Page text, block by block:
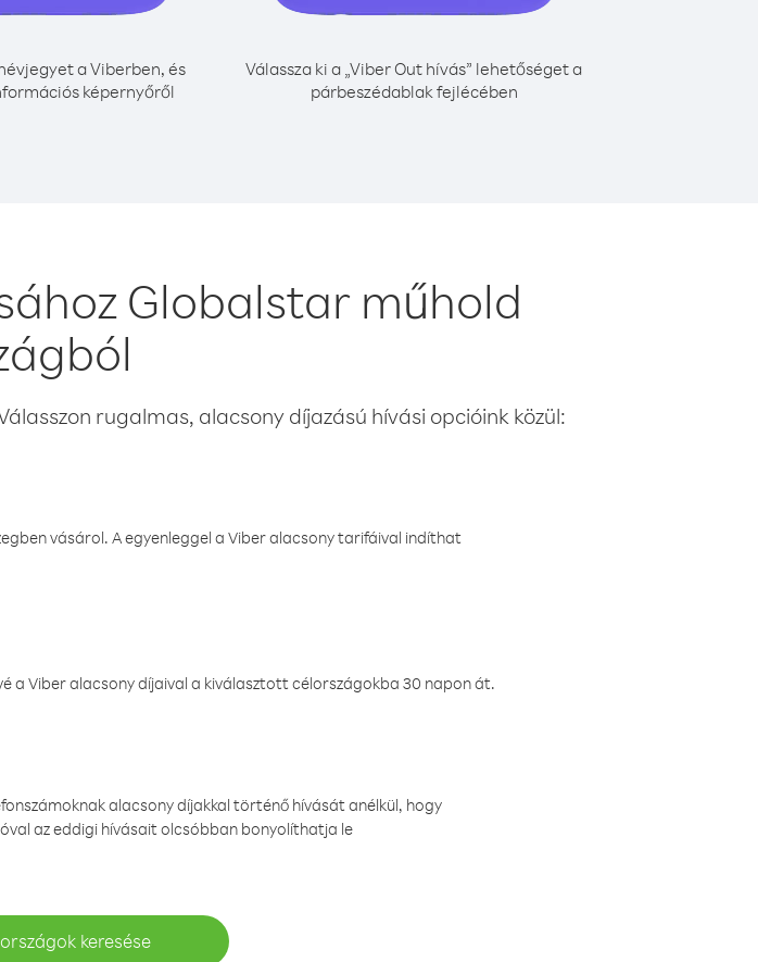
a Viberben, és
képernyőről
Válassza ki a „Viber Out hívás” lehetőséget a
párbeszédablak fejlécében
Globalstar műhold
rugalmas, alacsony díjazású hívási opcióink közül:
vásárol. A egyenleggel a Viber alacsony tarifáival indíthat
a Viber alacsony díjaival a kiválasztott célországokba 30 napon át.
alacsony díjakkal történő hívását anélkül, hogy
az eddigi hívásait olcsóbban bonyolíthatja le
keresése